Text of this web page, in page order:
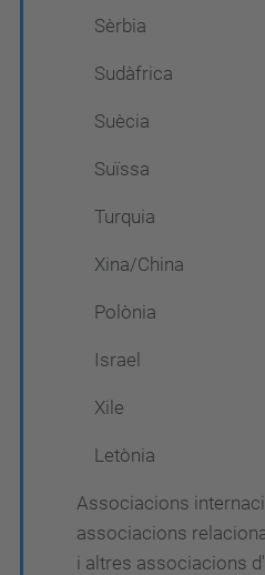
Sèrbia
Sudàfrica
Suècia
Suïssa
Turquia
Xina/China
Polònia
Israel
Xile
Letònia
Associacions
associacions
i altres associacions